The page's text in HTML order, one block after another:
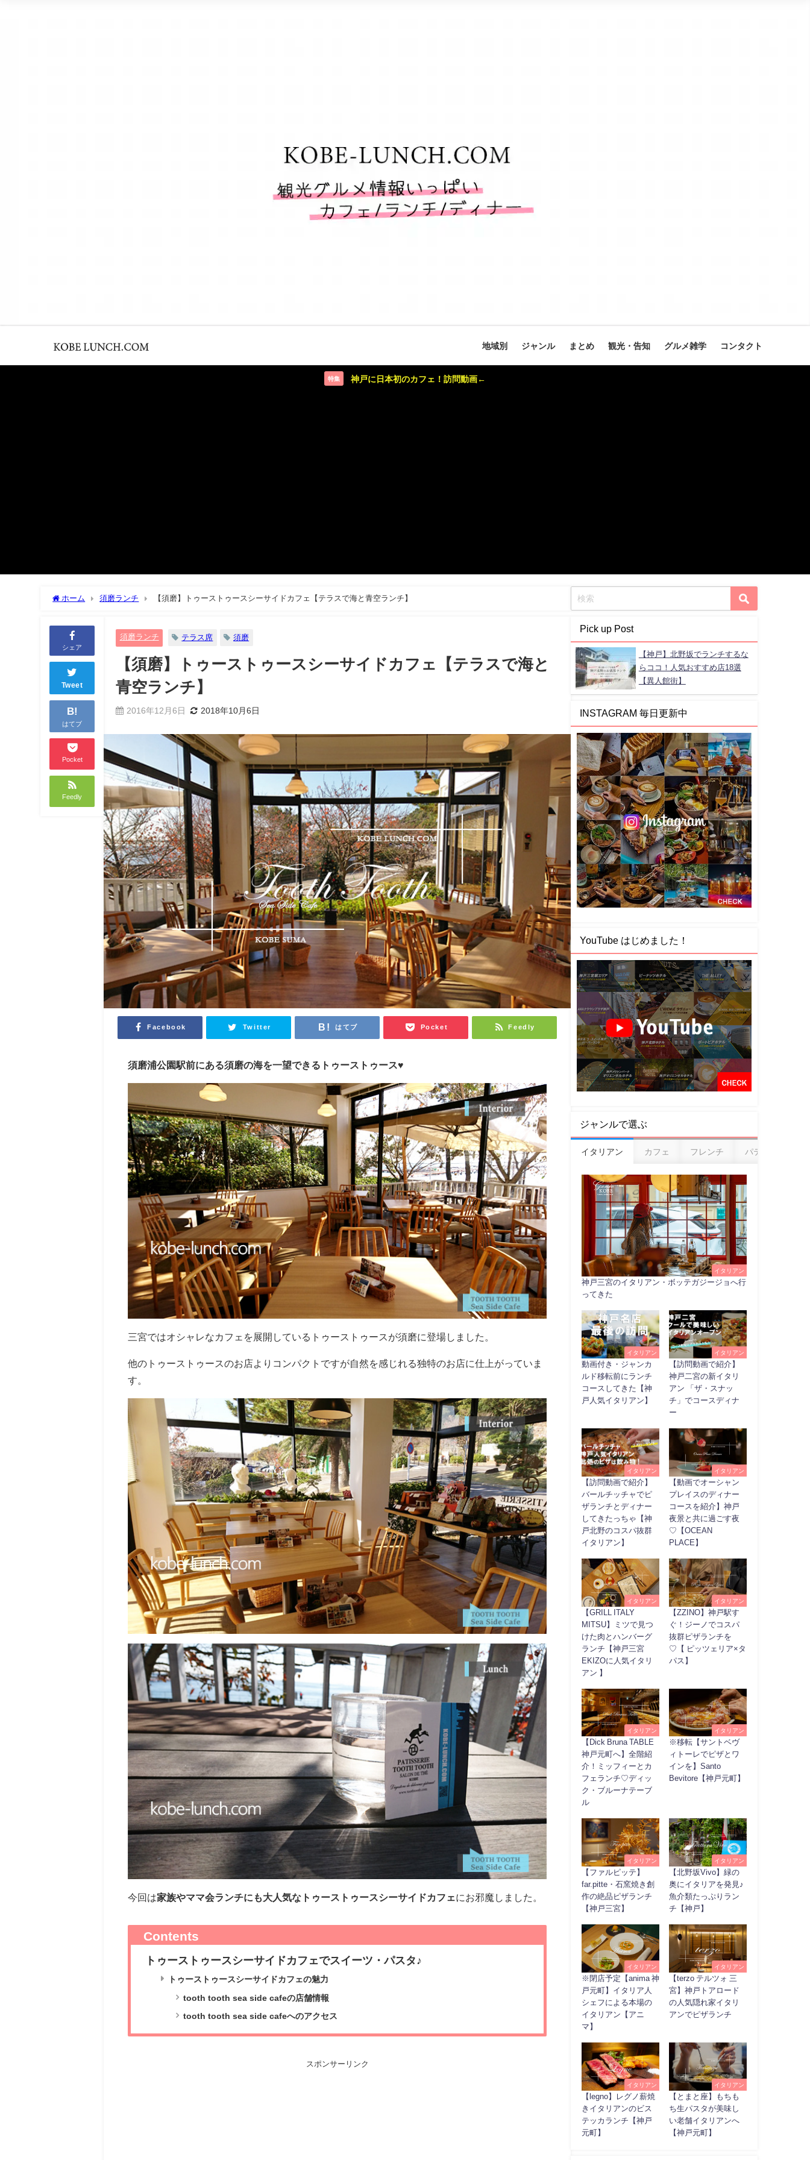
地域別 ジャンル まとめ 観光・告知 グルメ雑学 コンタクト
特集 神戸に日本初のカフェ！訪問動画←
ホーム 須磨ランチ 【須磨】トゥーストゥースシーサイドカフェ【テラスで海と青空ランチ】
シェア
Tweet
B!
はてブ
Pocket
Feedly
須磨ランチ テラス席 須磨
【須磨】トゥーストゥースシーサイドカフェ【テラスで海と
青空ランチ】
2016年12月6日 2018年10月6日
Facebook Twitter はてブ Pocket Feedly
須磨浦公園駅前にある須磨の海を一望できるトゥーストゥース♥
三宮ではオシャレなカフェを展開しているトゥーストゥースが須磨に登場しました。
他のトゥーストゥースのお店よりコンパクトですが自然を感じれる独特のお店に仕上がっていま
す。
今回は家族やママ会ランチにも大人気なトゥーストゥースシーサイドカフェにお邪魔しました。
Contents
トゥーストゥースシーサイドカフェでスイーツ・パスタ♪
トゥーストゥースシーサイドカフェの魅力
tooth tooth sea side cafeの店舗情報
tooth tooth sea side cafeへのアクセス
スポンサーリンク
Pick up Post
【神戸】北野坂でランチするな
らココ！人気おすすめ店18選
【異人館街】
INSTAGRAM 毎日更新中
YouTube はじめました！
ジャンルで選ぶ
イタリアン カフェ フレンチ パティスリー
イタリアン
神戸三宮のイタリアン・ボッテガジージョへ行
ってきた
イタリアン
動画付き・ジャンカ
ルド移転前にランチ
コースしてきた【神
戸人気イタリアン】
イタリアン
【訪問動画で紹介】
神戸二宮の新イタリ
アン 「ザ・スナッ
チ」でコースディナ
ー
イタリアン
【訪問動画で紹介】
バールチッチャでピ
ザランチとディナー
してきたっちゃ【神
戸北野のコスパ抜群
イタリアン】
イタリアン
【動画でオーシャン
プレイスのディナー
コースを紹介】神戸
夜景と共に過ごす夜
♡【OCEAN
PLACE】
イタリアン
【GRILL ITALY
MITSU】ミツで見つ
けた肉とハンバーグ
ランチ【神戸三宮
EKIZOに人気イタリ
アン 】
イタリアン
【ZZINO】神戸駅す
ぐ！ジーノでコスパ
抜群ピザランチを
♡【 ピッツェリア×タ
パス】
イタリアン
【Dick Bruna TABLE
神戸元町へ】全階紹
介！ミッフィーとカ
フェランチ♡ディッ
ク・ブルーナテーブ
ル
イタリアン
※移転【サントベヴ
ィトーレでピザとワ
インを】Santo
Bevitore【神戸元町】
イタリアン
【ファルピッテ】
far.pitte・石窯焼き創
作の絶品ピザランチ
【神戸三宮】
イタリアン
【北野坂Vivo】緑の
奥にイタリアを発見♪
魚介類たっぷりラン
チ【神戸】
イタリアン
※閉店予定【anima 神
戸元町】イタリア人
シェフによる本場の
イタリアン【アニ
マ】
イタリアン
【terzo テルツォ 三
宮】神戸トアロード
の人気隠れ家イタリ
アンでピザランチ
イタリアン
【legno】レグノ薪焼
きイタリアンのビス
テッカランチ【神戸
元町】
イタリアン
【とまと座】もちも
ち生パスタが美味し
い老舗イタリアンへ
【神戸元町】